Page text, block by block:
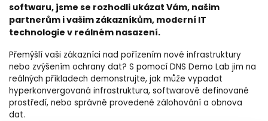
softwaru, jsme se rozhodli ukázat Vám, našim
partnerům i vašim zákazníkům, moderní IT
technologie v reálném nasazení.
Přemýšlí vaši zákazníci nad pořízením nové infrastruktury
nebo zvýšením ochrany dat? S pomocí DNS Demo Lab jim na
reálných příkladech demonstrujte, jak může vypadat
hyperkonvergovaná infrastruktura, softwarově definované
prostředí, nebo správně provedené zálohování a obnova
dat.